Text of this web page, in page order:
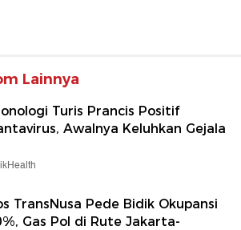
Lainnya
Turis Prancis Positif
Awalnya Keluhkan Gejala
TransNusa Pede Bidik Okupansi
Gas Pol di Rute Jakarta-